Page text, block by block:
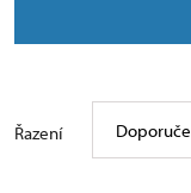
Řazení